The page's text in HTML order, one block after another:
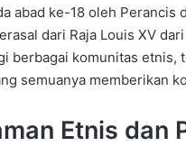
abad ke-18 oleh Perancis
dari Raja Louis XV
berbagai komunitas etnis,
semuanya memberikan
Etnis dan